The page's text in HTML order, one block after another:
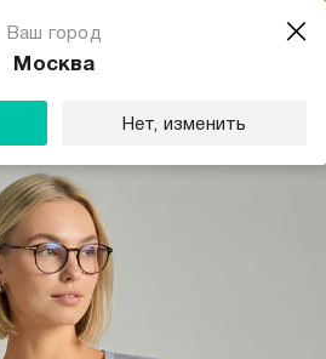
Ваш город
Москва
Нет, изменить
для тебя